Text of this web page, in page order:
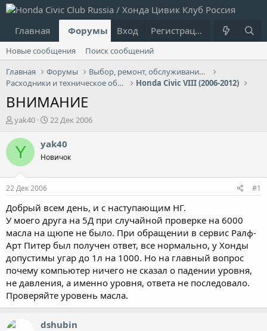
Главная Форумы Что нового?
Вход Регистрация
Новые сообщения
Поиск сообщений
Главная
Форумы
Выбор, ремонт, обслуживание и эксплуатация
Расходники и техническое обслуживание (ТО)
Honda Civic VIII (2006-2012)
ВНИМАНИЕ
А
т
о
р
м
ы
yak40
Д
т
н
л
22 Дек 2006
Y yak40
Новичок
22 Дек 2006 #1
Добрый всем день, и с наступающим НГ.
У моего друга на 5Д при случайной проверке на 6000
масла на щюпе не было. При обращении в сервис Ралф-
Арт Питер был получен ответ, все нормально, у Хонды
допустимы угар до 1л на 1000. Но на главный вопрос
почему компьютер ничего не сказал о падении уровня,
не давления, а именно уровня, ответа не последовало.
Проверяйте уровень масла.
dshubin